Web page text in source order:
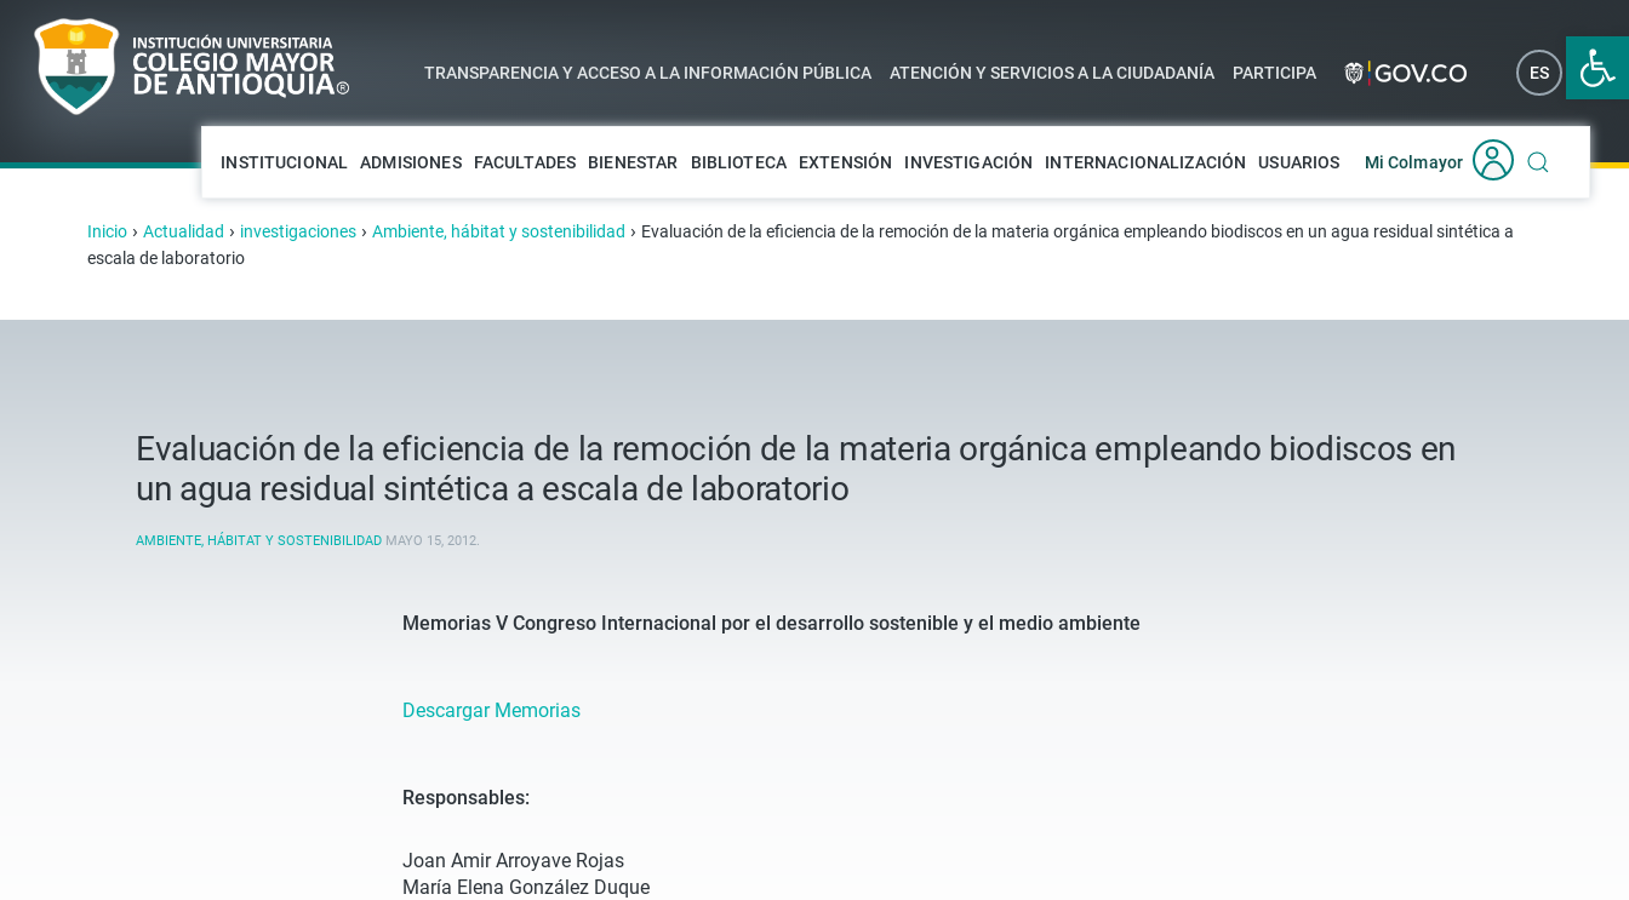
Abrir
TRANSPARENCIA Y ACCESO A LA INFORMACIÓN PÚBLICA ATENCIÓN Y SERVICIOS A LA CIUDADANÍA PARTICIPA ES EN
INSTITUCIONAL ADMISIONES FACULTADES BIENESTAR BIBLIOTECA EXTENSIÓN INVESTIGACIÓN INTERNACIONALIZACIÓN USUARIOS Mi Colmayor
Inicio › Actualidad › investigaciones › Ambiente, hábitat y sostenibilidad › Evaluación de la eficiencia de la remoción de la materia orgánica empleando biodiscos en un agua residual sintética a
escala de laboratorio
Evaluación de la eficiencia de la remoción de la materia orgánica empleando biodiscos en
un agua residual sintética a escala de laboratorio
AMBIENTE, HÁBITAT Y SOSTENIBILIDAD MAYO 15, 2012.
Memorias V Congreso Internacional por el desarrollo sostenible y el medio ambiente
Descargar Memorias
Responsables:
Joan Amir Arroyave Rojas
María Elena González Duque